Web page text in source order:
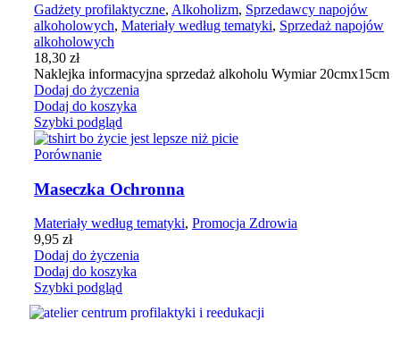
Gadżety profilaktyczne, Alkoholizm, Sprzedawcy napojów
alkoholowych, Materiały według tematyki, Sprzedaż napojów
alkoholowych
18,30 zł
Naklejka informacyjna sprzedaż alkoholu Wymiar 20cmx15cm
Dodaj do życzenia
Dodaj do koszyka
Szybki podgląd
Porównanie
Maseczka Ochronna
Materiały według tematyki, Promocja Zdrowia
9,95 zł
Dodaj do życzenia
Dodaj do koszyka
Szybki podgląd